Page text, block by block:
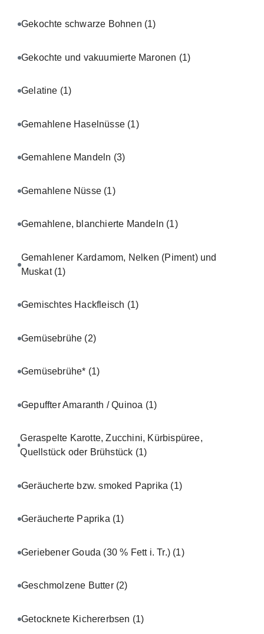
Gekochte schwarze Bohnen (1)
Gekochte und vakuumierte Maronen (1)
Gelatine (1)
Gemahlene Haselnüsse (1)
Gemahlene Mandeln (3)
Gemahlene Nüsse (1)
Gemahlene, blanchierte Mandeln (1)
Gemahlener Kardamom, Nelken (Piment) und
Muskat (1)
Gemischtes Hackfleisch (1)
Gemüsebrühe (2)
Gemüsebrühe* (1)
Gepuffter Amaranth / Quinoa (1)
Geraspelte Karotte, Zucchini, Kürbispüree,
Quellstück oder Brühstück (1)
Geräucherte bzw. smoked Paprika (1)
Geräucherte Paprika (1)
Geriebener Gouda (30 % Fett i. Tr.) (1)
Geschmolzene Butter (2)
Getocknete Kichererbsen (1)